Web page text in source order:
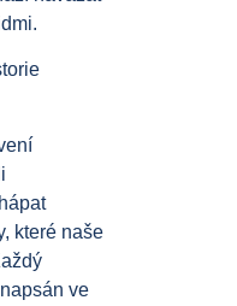
které naše
ve